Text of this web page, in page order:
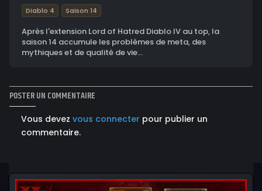
Diablo 4 Saison 14
Après l'extension Lord of Hatred Diablo IV au top, la
saison 14 accumule les problèmes de meta, des
mythiques et de qualité de vie...
POSTER UN COMMENTAIRE
Vous devez vous connecter pour publier un
commentaire.